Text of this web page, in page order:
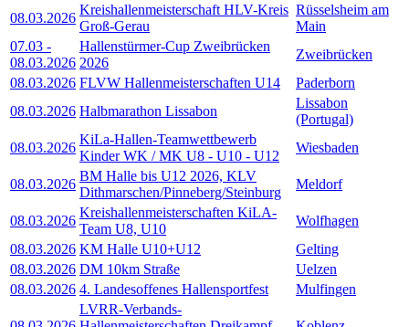
08.03.2026
Kreishallenmeisterschaft HLV-Kreis
Groß-Gerau
Rüsselsheim am
Main
07.03 -
08.03.2026
Hallenstürmer-Cup Zweibrücken
2026
Zweibrücken
08.03.2026 FLVW Hallenmeisterschaften U14
Paderborn
08.03.2026 Halbmarathon Lissabon
Lissabon
(Portugal)
08.03.2026
KiLa-Hallen-Teamwettbewerb
Kinder WK / MK U8 - U10 - U12
Wiesbaden
08.03.2026
BM Halle bis U12 2026, KLV
Dithmarschen/Pinneberg/Steinburg
Meldorf
08.03.2026
Kreishallenmeisterschaften KiLA-
Team U8, U10
Wolfhagen
08.03.2026 KM Halle U10+U12
Gelting
08.03.2026 DM 10km Straße
Uelzen
08.03.2026 4. Landesoffenes Hallensportfest Mulfingen
LVRR-Verbands-